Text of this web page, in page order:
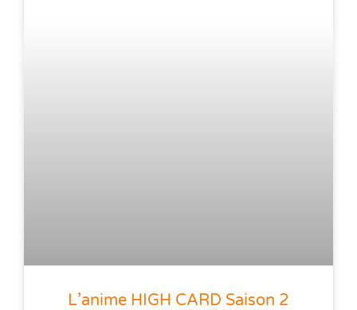
L’anime HIGH CARD Saison 2